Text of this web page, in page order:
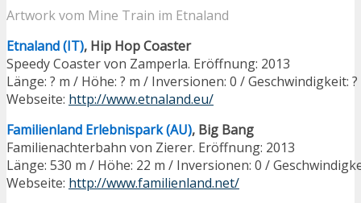
Artwork vom Mine Train im Etnaland
Etnaland (IT), Hip Hop Coaster
Speedy Coaster von Zamperla. Eröffnung: 2013
Länge: ? m / Höhe: ? m / Inversionen: 0 / Geschwindigkeit:
Webseite: http://www.etnaland.eu/
Familienland Erlebnispark (AU), Big Bang
Familienachterbahn von Zierer. Eröffnung: 2013
Länge: 530 m / Höhe: 22 m / Inversionen: 0 /
Webseite: http://www.familienland.net/